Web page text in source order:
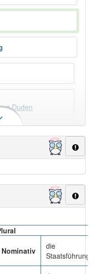
Duden
×
fast immer
Nominativ
die